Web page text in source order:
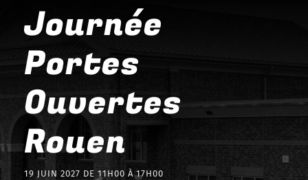
Journée
Portes
Ouvertes
Rouen
19 JUIN 2027 DE 11H00 À17H00